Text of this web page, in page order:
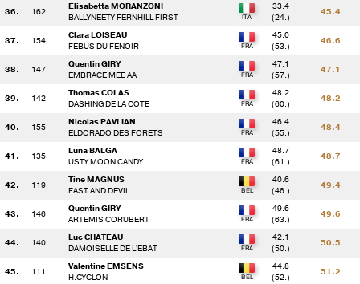
() 126 - V.TUBES / CHATTANOOGA CHOO CHOO H
() 169 - J.SIMONA / LE JAPPELOUP
() 147 - Q.GIRY / EMBRACE MEE AA
() 155 - N.PAVLIAN / ELDORADO DES FORETS
() 149 - P.HURSTEL / DRUM'UP DOMAIN
36. 162
Elisabetta MORANZONI
BALLYNEETY FERNHILL FIRST
33.4
(24.)
45.4
37. 154
Clara LOISEAU
FEBUS DU FENOIR
45.0
(53.)
46.6
38. 147
Quentin GIRY
EMBRACE MEE AA
47.1
(57.)
47.1
39. 142
Thomas COLAS
DASHING DE LA COTE
48.2
(60.)
48.2
40. 155
Nicolas PAVLIAN
ELDORADO DES FORETS
46.4
(55.)
48.4
41. 135
Luna BALGA
USTY MOON CANDY
48.7
(61.)
48.7
42. 119
Tine MAGNUS
FAST AND DEVIL
40.6
(46.)
49.4
43. 146
Quentin GIRY
ARTEMIS CORUBERT
49.6
(63.)
49.6
44. 140
Luc CHATEAU
DAMOISELLE DE L'EBAT
42.1
(50.)
50.5
45. 111
Valentine EMSENS
H.CYCLON
44.8
(52.)
51.2